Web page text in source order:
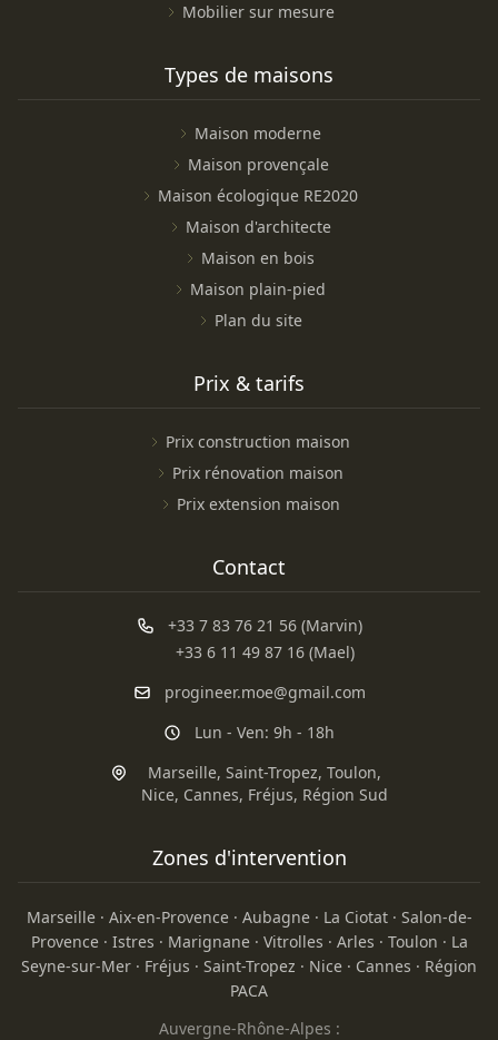
Mobilier sur mesure
Types de maisons
Maison moderne
Maison provençale
Maison écologique RE2020
Maison d'architecte
Maison en bois
Maison plain-pied
Plan du site
Prix & tarifs
Prix construction maison
Prix rénovation maison
Prix extension maison
Contact
+33 7 83 76 21 56 (Marvin)
+33 6 11 49 87 16 (Mael)
progineer.moe@gmail.com
Lun - Ven: 9h - 18h
Marseille, Saint-Tropez, Toulon,
Nice, Cannes, Fréjus, Région Sud
Zones d'intervention
Marseille· Aix-en-Provence· Aubagne· La Ciotat· Salon-de-
Provence· Istres · Marignane· Vitrolles · Arles · Toulon · La
Seyne-sur-Mer · Fréjus · Saint-Tropez · Nice · Cannes · Région
PACA
Auvergne-Rhône-Alpes :